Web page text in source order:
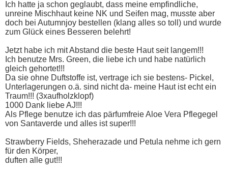
Ich hatte ja schon geglaubt, dass meine empfindliche,
unreine Mischhaut keine NK und Seifen mag, musste aber
doch bei Autumnjoy bestellen (klang alles so toll) und wurde
zum Glück eines Besseren belehrt!
Jetzt habe ich mit Abstand die beste Haut seit langem!!!
Ich benutze Mrs. Green, die liebe ich und habe natürlich
gleich gehortet!!!
Da sie ohne Duftstoffe ist, vertrage ich sie bestens- Pickel,
Unterlagerungen o.ä. sind nicht da- meine Haut ist echt ein
Traum!!! (3xaufholzklopf)
1000 Dank liebe AJ!!!
Als Pflege benutze ich das pärfumfreie Aloe Vera Pflegegel
von Santaverde und alles ist super!!!
Strawberry Fields, Sheherazade und Petula nehme ich gern
für den Körper,
duften alle gut!!!